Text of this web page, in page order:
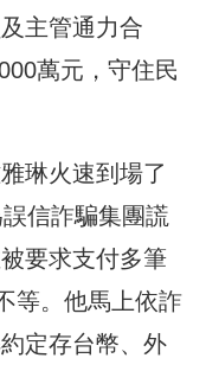
主管通力合
萬元，守住民
琳火速到場了
信詐騙集團謊
要求支付多筆
等。他馬上依詐
定存台幣、外